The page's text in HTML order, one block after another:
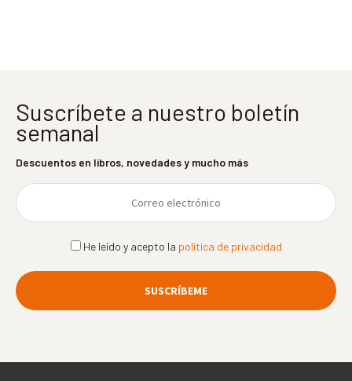
Suscríbete a nuestro boletín
semanal
Descuentos en libros, novedades y mucho más
He leído y acepto la política de privacidad